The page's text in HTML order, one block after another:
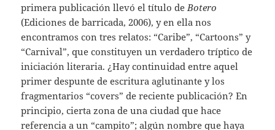
primera publicación llevó el título de Botero
(Ediciones de barricada, 2006), y en ella nos
encontramos con tres relatos: “Caribe”, “Cartoons” y
“Carnival”, que constituyen un verdadero tríptico de
iniciación literaria. ¿Hay continuidad entre aquel
primer despunte de escritura aglutinante y los
fragmentarios “covers” de reciente publicación? En
principio, cierta zona de una ciudad que hace
referencia a un “campito”; algún nombre que haya